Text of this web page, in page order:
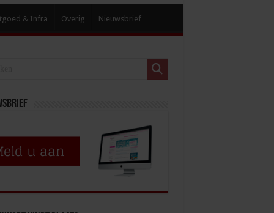
& Infra Overig Nieuwsbrief